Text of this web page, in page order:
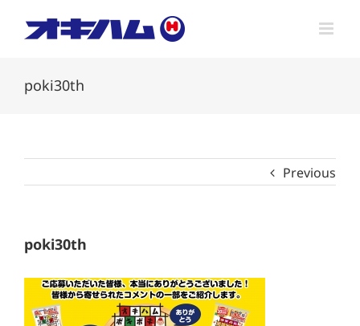
poki30th
Previous
poki30th